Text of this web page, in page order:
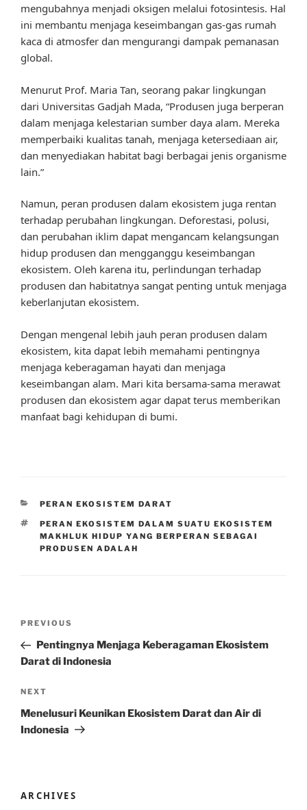
mengubahnya menjadi oksigen melalui fotosintesis. Hal
ini membantu menjaga keseimbangan gas-gas rumah
kaca di atmosfer dan mengurangi dampak pemanasan
global.
Menurut Prof. Maria Tan, seorang pakar lingkungan
dari Universitas Gadjah Mada, “Produsen juga berperan
dalam menjaga kelestarian sumber daya alam. Mereka
memperbaiki kualitas tanah, menjaga ketersediaan air,
dan menyediakan habitat bagi berbagai jenis organisme
lain.”
Namun, peran produsen dalam ekosistem juga rentan
terhadap perubahan lingkungan. Deforestasi, polusi,
dan perubahan iklim dapat mengancam kelangsungan
hidup produsen dan mengganggu keseimbangan
ekosistem. Oleh karena itu, perlindungan terhadap
produsen dan habitatnya sangat penting untuk menjaga
keberlanjutan ekosistem.
Dengan mengenal lebih jauh peran produsen dalam
ekosistem, kita dapat lebih memahami pentingnya
menjaga keberagaman hayati dan menjaga
keseimbangan alam. Mari kita bersama-sama merawat
produsen dan ekosistem agar dapat terus memberikan
manfaat bagi kehidupan di bumi.
CATEGORIES
PERAN EKOSISTEM DARAT
TAGS
PERAN EKOSISTEM DALAM SUATU EKOSISTEM
MAKHLUK HIDUP YANG BERPERAN SEBAGAI
PRODUSEN ADALAH
Previous
Post
PREVIOUS
Pentingnya Menjaga Keberagaman Ekosistem
Darat di Indonesia
Next
Post
NEXT
Menelusuri Keunikan Ekosistem Darat dan Air di
Indonesia
ARCHIVES